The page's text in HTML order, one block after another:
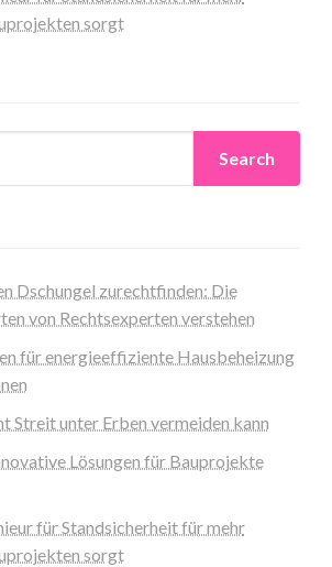
sorgt
Dschungel zurechtfinden: Die
von Rechtsexperten verstehen
für energieeffiziente Hausbeheizung
Streit unter Erben vermeiden kann
Lösungen für Bauprojekte
für Standsicherheit für mehr
sorgt